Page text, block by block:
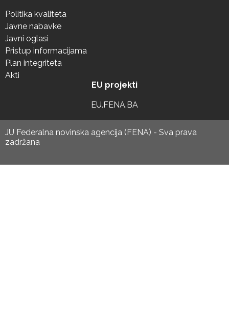
Politika kvaliteta
Javne nabavke
Javni oglasi
Pristup informacijama
Plan integriteta
Akti
EU projekti
EU.FENA.BA
JU Federalna novinska agencija (FENA) - Sva prava
zadržana